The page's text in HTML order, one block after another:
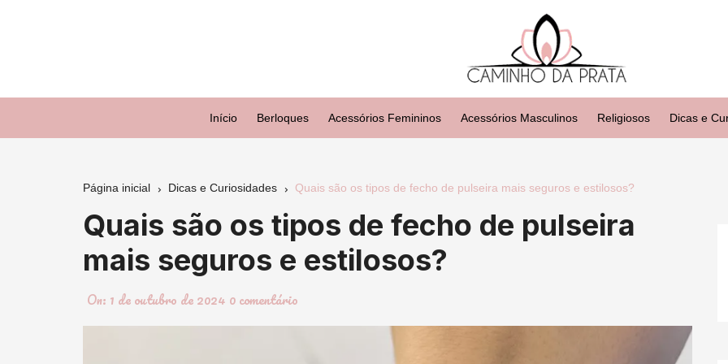
Início Berloques Acessórios Femininos Acessórios Masculinos Religiosos Dicas e
Página inicial Dicas e Curiosidades Quais são os tipos de fecho de pulseira mais seguros e estilosos?
Quais são os tipos de fecho de pulseira
mais seguros e estilosos?
On: 1 de outubro de 2024 0 comentário